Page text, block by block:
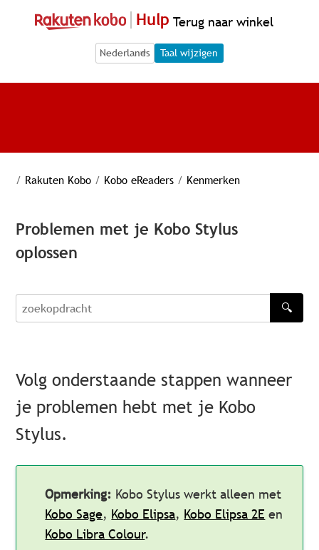
Hulp Terug naar winkel
Language Selection
Language Selection
Taal wijzigen
/ Rakuten Kobo / Kobo eReaders / Kenmerken
Problemen met je Kobo Stylus
oplossen
zoekopdracht
🔍
Volg onderstaande stappen wanneer
je problemen hebt met je Kobo
Stylus.
Opmerking: Kobo Stylus werkt alleen met
Kobo Sage, Kobo Elipsa, Kobo Elipsa 2E en
Kobo Libra Colour.